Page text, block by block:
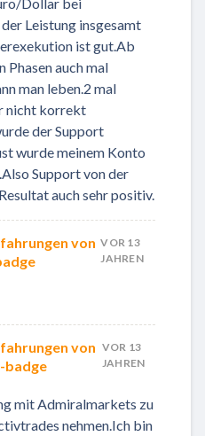
Leistung insgesamt
ist gut.Ab
Phasen auch mal
man leben.2 mal
nicht korrekt
der Support
wurde meinem Konto
Support von der
auch sehr positiv.
von VOR 13
JAHREN
von VOR 13
JAHREN
mit Admiralmarkets zu
nehmen.Ich bin